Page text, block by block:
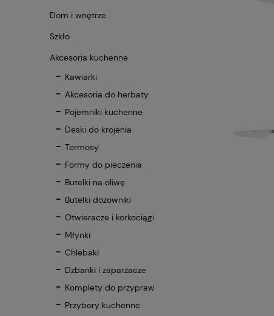
Dom i wnętrze
Szkło
Akcesoria kuchenne
Kawiarki
Akcesoria do herbaty
Pojemniki kuchenne
Deski do krojenia
Termosy
Formy do pieczenia
Butelki na oliwę
Butelki dozowniki
Otwieracze i korkociągi
Młynki
Chlebaki
Dzbanki i zaparzacze
Komplety do przypraw
Przybory kuchenne